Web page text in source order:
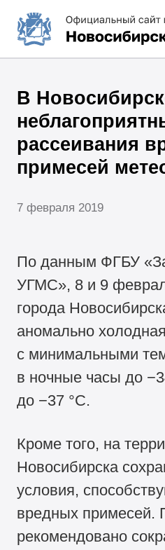
В
рассеивания
примесей
7 февраля 2019
По данным ФГБУ
УГМС», 8 и 9
города
аномально
с минимальными
в ночные часы до
до −37 °С.
Кроме того, на
Новосибирска
условия,
вредных примесей.
рекомендовано